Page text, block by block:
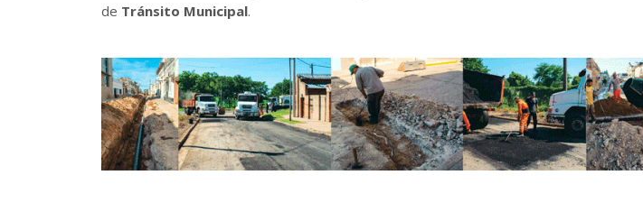
de Tránsito Municipal.